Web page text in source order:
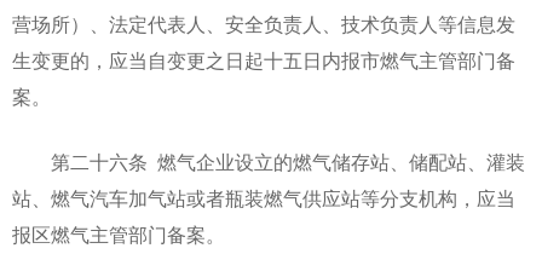
营场所）、法定代表人、安全负责人、技术负责人等信息发
生变更的，应当自变更之日起十五日内报市燃气主管部门备
案。
第二十六条 燃气企业设立的燃气储存站、储配站、灌装
站、燃气汽车加气站或者瓶装燃气供应站等分支机构，应当
报区燃气主管部门备案。